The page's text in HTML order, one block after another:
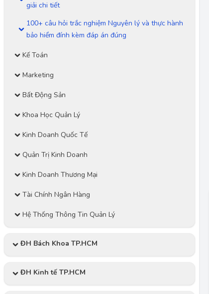
giải chi tiết
100+ câu hỏi trắc nghiệm Nguyên lý và thực hành
bảo hiểm đính kèm đáp án đúng
Kế Toán
Marketing
Bất Động Sản
Khoa Học Quản Lý
Kinh Doanh Quốc Tế
Quản Trị Kinh Doanh
Kinh Doanh Thương Mại
Tài Chính Ngân Hàng
Hệ Thống Thông Tin Quản Lý
ĐH Bách Khoa TP.HCM
ĐH Kinh tế TP.HCM